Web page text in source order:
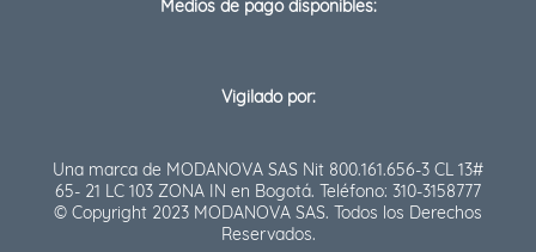
Medios de pago disponibles:
Vigilado por:
Una marca de MODANOVA SAS Nit 800.161.656-3 CL 13#
65- 21 LC 103 ZONA IN en Bogotá. Teléfono: 310-3158777
© Copyright 2023 MODANOVA SAS. Todos los Derechos
Reservados.